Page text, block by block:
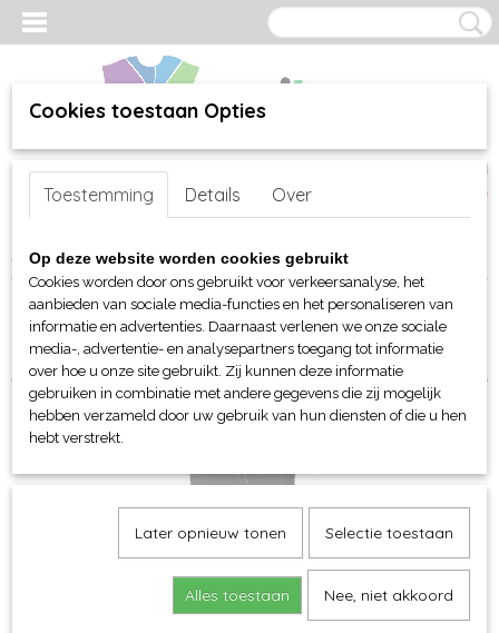
Inloggen Registreren
(0)
Home >webshop>Per merk >Tee Jays> Broeken
Sorteer op:
Cookies toestaan Opties
Toestemming Details Over
Op deze website worden cookies gebruikt
Cookies worden door ons gebruikt voor verkeersanalyse, het
aanbieden van sociale media-functies en het personaliseren van
informatie en advertenties. Daarnaast verlenen we onze sociale
media-, advertentie- en analysepartners toegang tot informatie
over hoe u onze site gebruikt. Zij kunnen deze informatie
gebruiken in combinatie met andere gegevens die zij mogelijk
hebben verzameld door uw gebruik van hun diensten of die u hen
hebt verstrekt.
Later opnieuw tonen Selectie toestaan
Alles toestaan Nee, niet akkoord